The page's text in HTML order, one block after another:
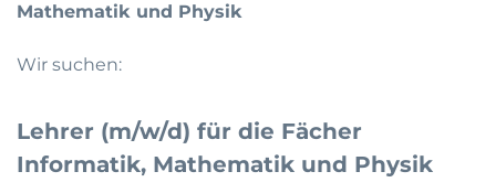
Mathematik und Physik
Wir suchen:
Lehrer (m/w/d) für die Fächer
Informatik, Mathematik und Physik